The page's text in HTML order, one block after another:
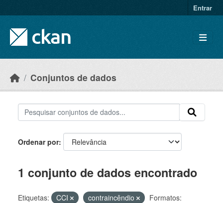
Entrar
Conjuntos de dados
Ordenar por
1 conjunto de dados encontrado
Etiquetas: CCI contraincêndio
Formatos: